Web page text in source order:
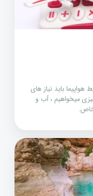
هواپیما باید نیاز های
میخواهیم ، آب و
خاص.